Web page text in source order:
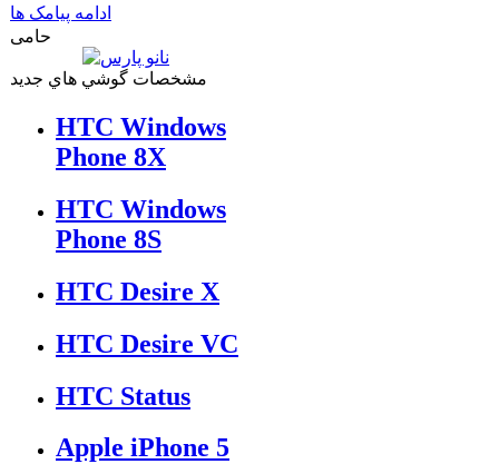
ادامه پیامک ها
حامی
مشخصات گوشي هاي جديد
HTC Windows
Phone 8X
HTC Windows
Phone 8S
HTC Desire X
HTC Desire VC
HTC Status
Apple iPhone 5